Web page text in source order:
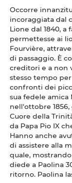
Occorre
incoraggiata dal
Lione dal 1840, a
permettesse ai
Fourvière,
di passaggio. È
creditori e a non
stesso tempo
confronti dei
sua fedele amica
nell'ottobre
Cuore della
da Papa Pio IX
Hanno anche
di assistere alla
quale,
diede a Paolina
ritorno. Paolina